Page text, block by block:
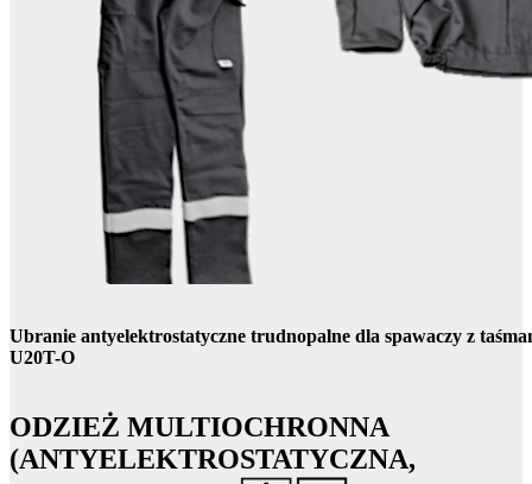
Ubranie antyelektrostatyczne trudnopalne dla spawaczy z
U20T-O
ODZIEŻ MULTIOCHRONNA
(ANTYELEKTROSTATYCZNA,